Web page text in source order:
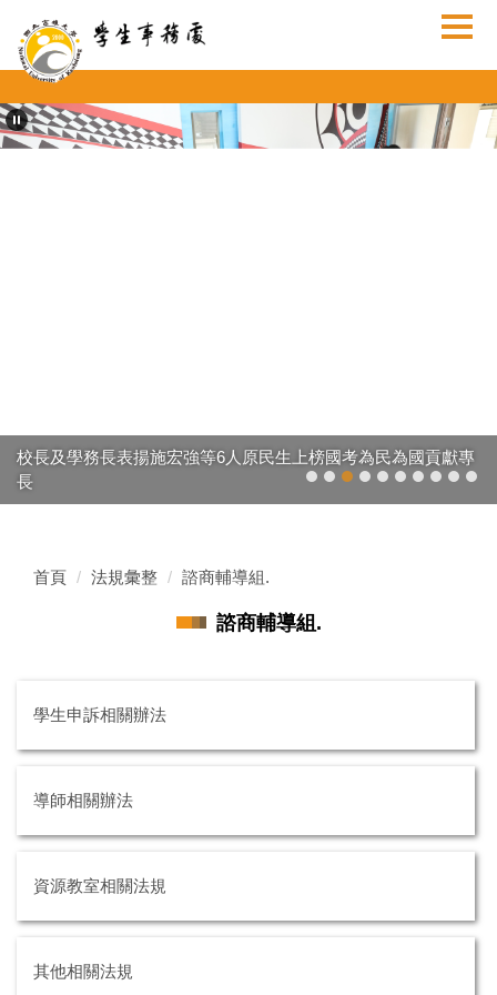
到
主
內
容
校長及學務長表揚施宏強等6人原民生上榜國考為民為國貢獻專
長
首頁 法規彙整 諮商輔導組.
諮商輔導組.
學生申訴相關辦法
導師相關辦法
資源教室相關法規
其他相關法規